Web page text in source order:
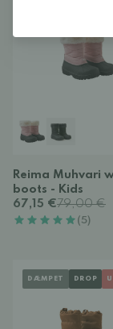
Reima Muhvari
boots - Kids
67,15 €79,00 €
(5)
DÆMPET DROP